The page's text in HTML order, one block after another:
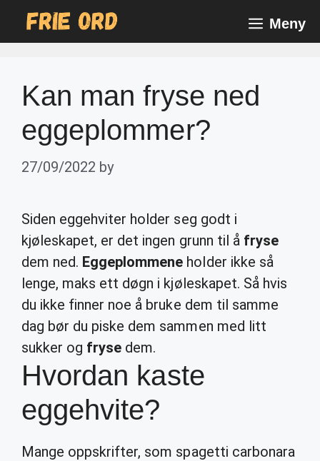
Meny
Kan man fryse ned
eggeplommer?
27/09/2022 by
Siden eggehviter holder seg godt i
kjøleskapet, er det ingen grunn til å fryse
dem ned. Eggeplommene holder ikke så
lenge, maks ett døgn i kjøleskapet. Så hvis
du ikke finner noe å bruke dem til samme
dag bør du piske dem sammen med litt
sukker og fryse dem.
Hvordan kaste
eggehvite?
Mange oppskrifter, som spagetti carbonara